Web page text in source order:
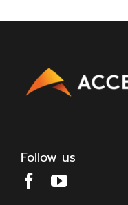
Follow us